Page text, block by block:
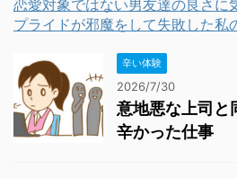
恋愛対象ではない男友達の良さに
プライドが邪魔をして失敗した私
辛い体験
2026/7/30
意地悪な上司と
辛かった仕事